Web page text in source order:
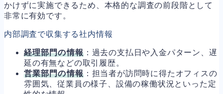
かけずに実施できるため、本格的な調査の前段階として
非常に有効です。
内部調査で収集する社内情報
経理部門の情報：過去の支払日や入金パターン、遅
延の有無などの取引履歴。
営業部門の情報：担当者が訪問時に得たオフィスの
雰囲気、従業員の様子、設備の稼働状況といった定